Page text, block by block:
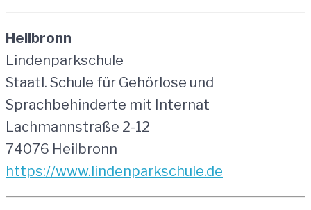
Heilbronn
Lindenparkschule
Staatl. Schule für Gehörlose und
Sprachbehinderte mit Internat
Lachmannstraße 2-12
74076 Heilbronn
https://www.lindenparkschule.de